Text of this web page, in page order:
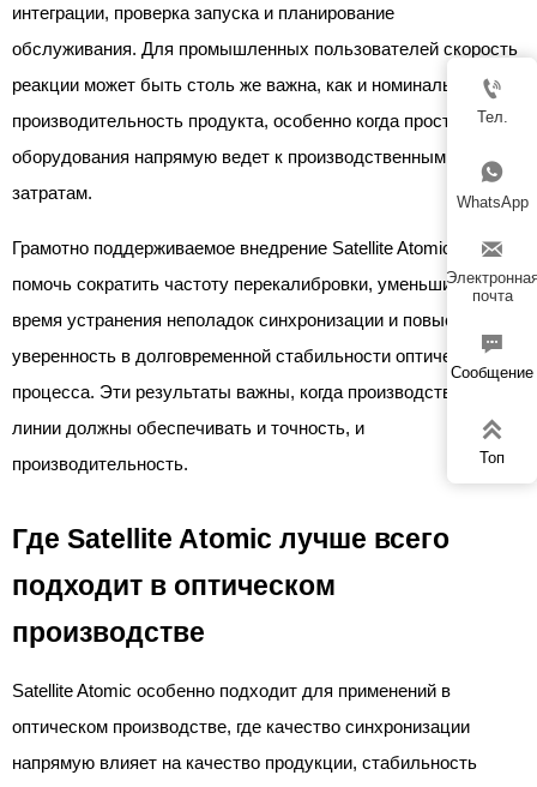
интеграции, проверка запуска и планирование
обслуживания. Для промышленных пользователей скорость
реакции может быть столь же важна, как и номинальная
производительность продукта, особенно когда простой
оборудования напрямую ведет к производственным
затратам.
Грамотно поддерживаемое внедрение Satellite Atomic может
помочь сократить частоту перекалибровки, уменьшить
время устранения неполадок синхронизации и повысить
уверенность в долговременной стабильности оптического
процесса. Эти результаты важны, когда производственные
линии должны обеспечивать и точность, и
производительность.
Где Satellite Atomic лучше всего
подходит в оптическом
производстве
Satellite Atomic особенно подходит для применений в
оптическом производстве, где качество синхронизации
напрямую влияет на качество продукции, стабильность

Тел.

WhatsApp

почта

Сообщение

Топ